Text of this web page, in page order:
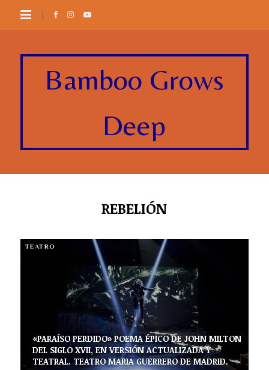
Bamboo Grows
Deep
REBELIÓN
TEATRO
«PARAÍSO PERDIDO» POEMA ÉPICO DE JOHN MILTON
DEL SIGLO XVII, EN VERSIÓN ACTUALIZADA Y
TEATRAL. TEATRO MARIA GUERRERO DE MADRID.